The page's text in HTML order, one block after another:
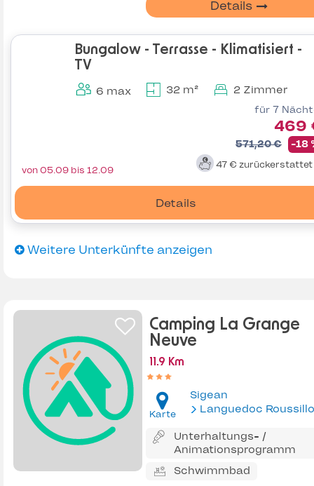
Details
Bungalow - Terrasse - Klimatisiert -
TV
6 max 32 m² 2 Zimmer
für 7
469
571,20 € -18
47 € zurückerstattet
Details
von 05.09 bis 12.09
Weitere Unterkünfte anzeigen
Camping La Grange
Neuve
11.9 Km
Karte
Sigean
Languedoc
Unterhaltungs- /
Animationsprogramm
Schwimmbad